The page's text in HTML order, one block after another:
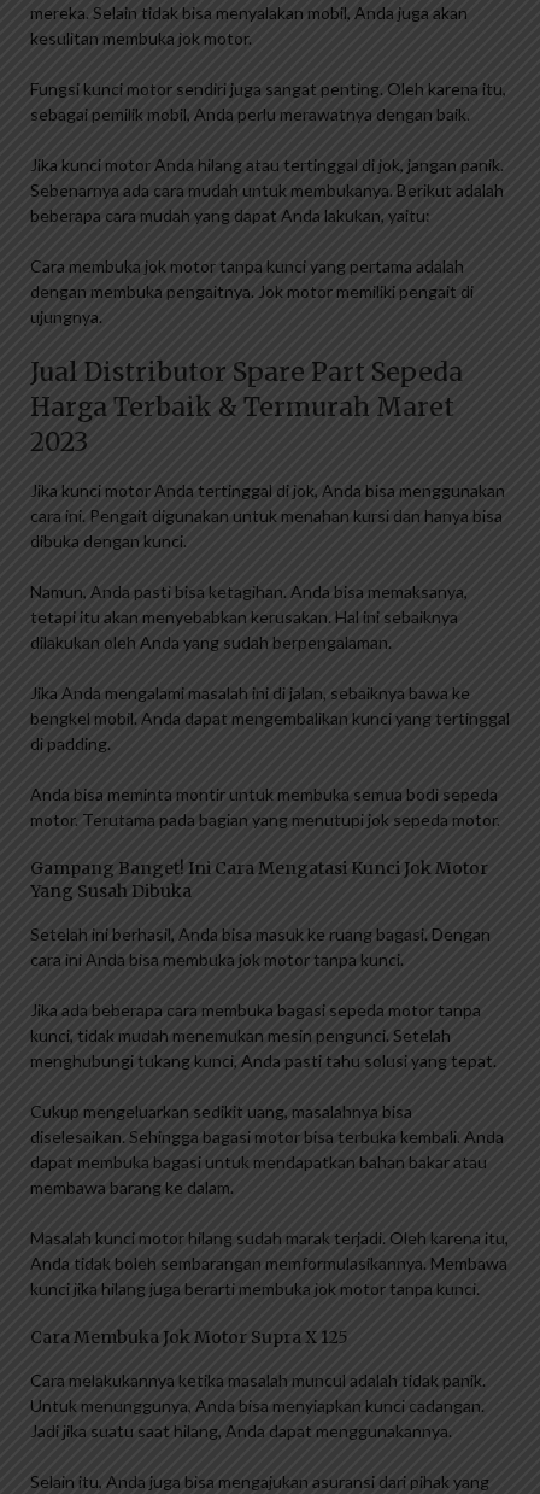
mereka. Selain tidak bisa menyalakan mobil, Anda juga akan
kesulitan membuka jok motor.
Fungsi kunci motor sendiri juga sangat penting. Oleh karena itu,
sebagai pemilik mobil, Anda perlu merawatnya dengan baik.
Jika kunci motor Anda hilang atau tertinggal di jok, jangan panik.
Sebenarnya ada cara mudah untuk membukanya. Berikut adalah
beberapa cara mudah yang dapat Anda lakukan, yaitu:
Cara membuka jok motor tanpa kunci yang pertama adalah
dengan membuka pengaitnya. Jok motor memiliki pengait di
ujungnya.
Jual Distributor Spare Part Sepeda
Harga Terbaik & Termurah Maret
2023
Jika kunci motor Anda tertinggal di jok, Anda bisa menggunakan
cara ini. Pengait digunakan untuk menahan kursi dan hanya bisa
dibuka dengan kunci.
Namun, Anda pasti bisa ketagihan. Anda bisa memaksanya,
tetapi itu akan menyebabkan kerusakan. Hal ini sebaiknya
dilakukan oleh Anda yang sudah berpengalaman.
Jika Anda mengalami masalah ini di jalan, sebaiknya bawa ke
bengkel mobil. Anda dapat mengembalikan kunci yang tertinggal
di padding.
Anda bisa meminta montir untuk membuka semua bodi sepeda
motor. Terutama pada bagian yang menutupi jok sepeda motor.
Gampang Banget! Ini Cara Mengatasi Kunci Jok Motor
Yang Susah Dibuka
Setelah ini berhasil, Anda bisa masuk ke ruang bagasi. Dengan
cara ini Anda bisa membuka jok motor tanpa kunci.
Jika ada beberapa cara membuka bagasi sepeda motor tanpa
kunci, tidak mudah menemukan mesin pengunci. Setelah
menghubungi tukang kunci, Anda pasti tahu solusi yang tepat.
Cukup mengeluarkan sedikit uang, masalahnya bisa
diselesaikan. Sehingga bagasi motor bisa terbuka kembali. Anda
dapat membuka bagasi untuk mendapatkan bahan bakar atau
membawa barang ke dalam.
Masalah kunci motor hilang sudah marak terjadi. Oleh karena itu,
Anda tidak boleh sembarangan memformulasikannya. Membawa
kunci jika hilang juga berarti membuka jok motor tanpa kunci.
Cara Membuka Jok Motor Supra X 125
Cara melakukannya ketika masalah muncul adalah tidak panik.
Untuk menunggunya, Anda bisa menyiapkan kunci cadangan.
Jadi jika suatu saat hilang, Anda dapat menggunakannya.
Selain itu, Anda juga bisa mengajukan asuransi dari pihak yang